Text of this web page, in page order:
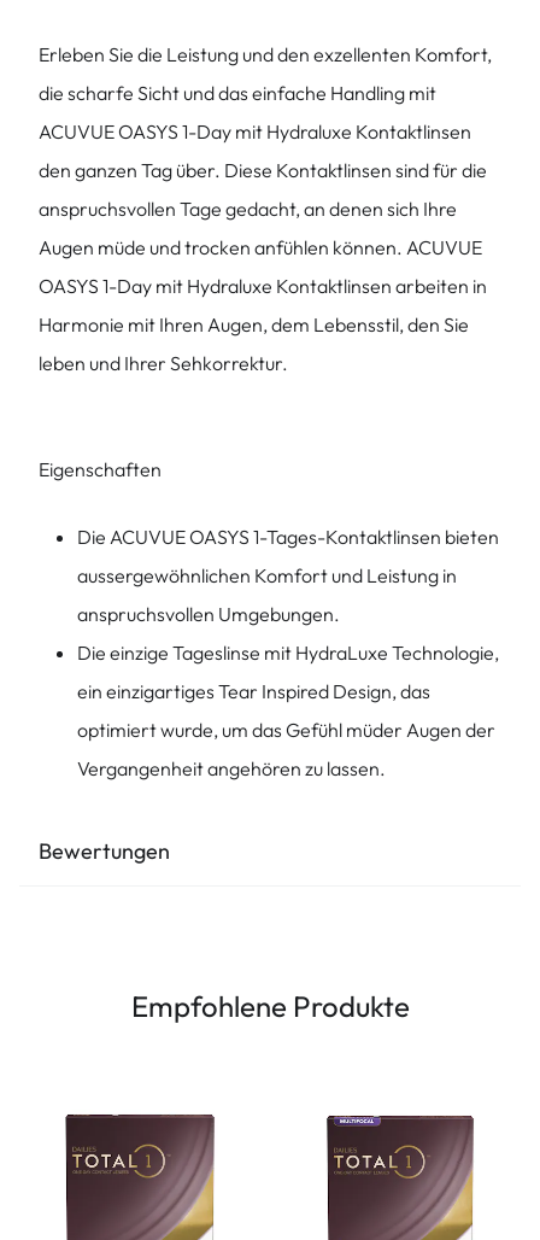
Erleben Sie die Leistung und den exzellenten Komfort,
die scharfe Sicht und das einfache Handling mit
ACUVUE OASYS 1-Day mit Hydraluxe Kontaktlinsen
den ganzen Tag über. Diese Kontaktlinsen sind für die
anspruchsvollen Tage gedacht, an denen sich Ihre
Augen müde und trocken anfühlen können. ACUVUE
OASYS 1-Day mit Hydraluxe Kontaktlinsen arbeiten in
Harmonie mit Ihren Augen, dem Lebensstil, den Sie
leben und Ihrer Sehkorrektur.
Eigenschaften
Die ACUVUE OASYS 1-Tages-Kontaktlinsen bieten
aussergewöhnlichen Komfort und Leistung in
anspruchsvollen Umgebungen.
Die einzige Tageslinse mit HydraLuxe Technologie,
ein einzigartiges Tear Inspired Design, das
optimiert wurde, um das Gefühl müder Augen der
Vergangenheit angehören zu lassen.
Bewertungen
Empfohlene Produkte